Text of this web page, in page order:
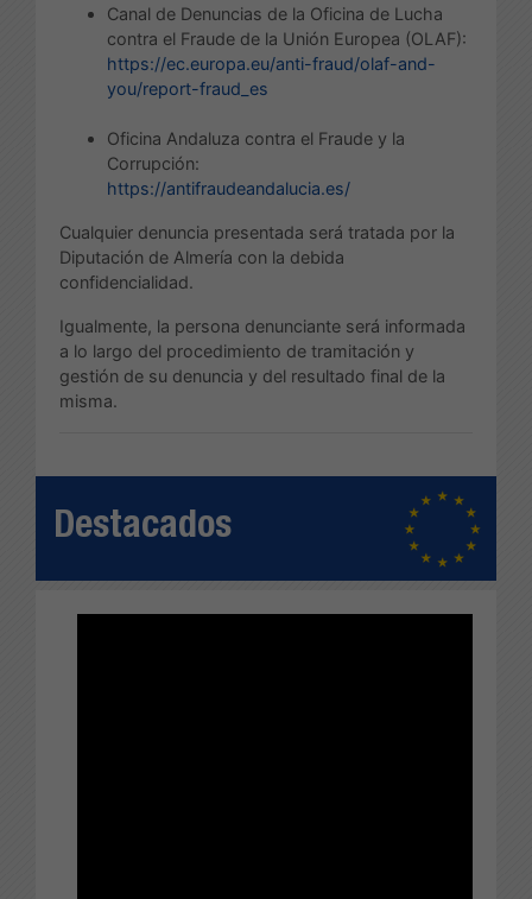
Canal de Denuncias de la Oficina de Lucha
contra el Fraude de la Unión Europea (OLAF):
https://ec.europa.eu/anti-fraud/olaf-and-
you/report-fraud_es
Oficina Andaluza contra el Fraude y la
Corrupción:
https://antifraudeandalucia.es/
Cualquier denuncia presentada será tratada por la
Diputación de Almería con la debida
confidencialidad.
Igualmente, la persona denunciante será informada
a lo largo del procedimiento de tramitación y
gestión de su denuncia y del resultado final de la
misma.
Destacados